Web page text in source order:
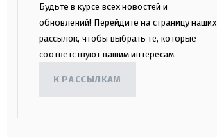
Будьте в курсе всех новостей и
обновлений! Перейдите на страницу наших
рассылок, чтобы выбрать те, которые
соответствуют вашим интересам.
К РАССЫЛКАМ